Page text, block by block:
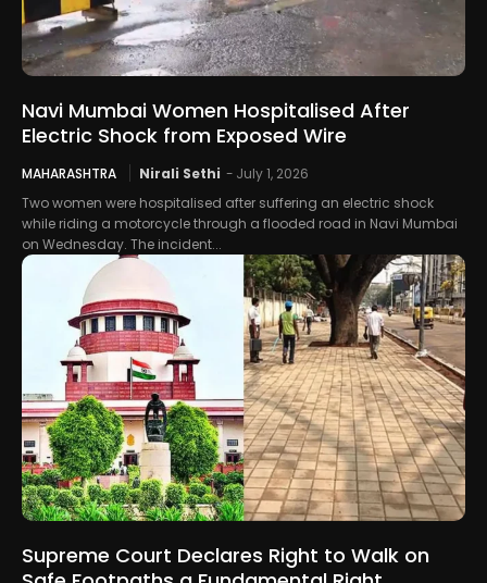
Navi Mumbai Women Hospitalised After
Electric Shock from Exposed Wire
MAHARASHTRA Nirali Sethi - July 1, 2026
Two women were hospitalised after suffering an electric shock
while riding a motorcycle through a flooded road in Navi Mumbai
on Wednesday. The incident...
Supreme Court Declares Right to Walk on